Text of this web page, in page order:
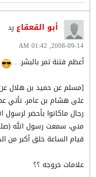
أبو القعقاع رد
2008-09-14, 01:42 AM
أعظم فتنة تمر بالبشر. . .
[مسلم عن حميد بن هلال عن
على هشام بن عامر، نأتي
رجال ماكانوا بأحضر
مني، سمعت رسول الله
قيام الساعة خلق أكبر من
علامات خروجه ؟؟